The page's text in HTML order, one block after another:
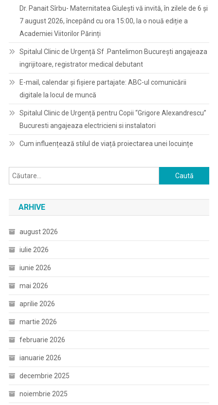
Dr. Panait Sîrbu- Maternitatea Giulești vă invită, în zilele de 6 și
7 august 2026, începând cu ora 15:00, la o nouă ediție a
Academiei Viitorilor Părinți
Spitalul Clinic de Urgență Sf .Pantelimon București angajeaza
ingrijitoare, registrator medical debutant
E-mail, calendar şi fişiere partajate: ABC-ul comunicării
digitale la locul de muncă
Spitalul Clinic de Urgență pentru Copii “Grigore Alexandrescu”
Bucuresti angajeaza electricieni si instalatori
Cum influențează stilul de viață proiectarea unei locuințe
Caută
după:
ARHIVE
august 2026
iulie 2026
iunie 2026
mai 2026
aprilie 2026
martie 2026
februarie 2026
ianuarie 2026
decembrie 2025
noiembrie 2025